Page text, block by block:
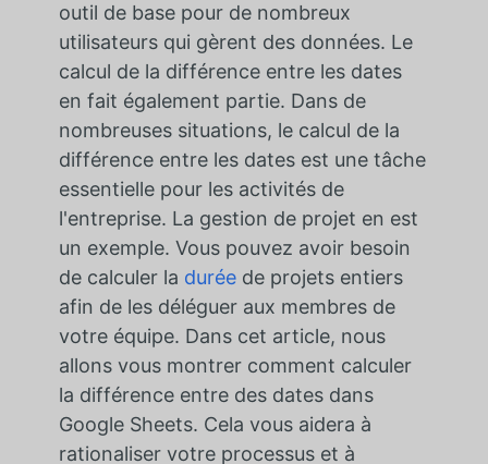
outil de base pour de nombreux
utilisateurs qui gèrent des données. Le
calcul de la différence entre les dates
en fait également partie. Dans de
nombreuses situations, le calcul de la
différence entre les dates est une tâche
essentielle pour les activités de
l'entreprise. La gestion de projet en est
un exemple. Vous pouvez avoir besoin
de calculer la duréede projets entiers
afin de les déléguer aux membres de
votre équipe. Dans cet article, nous
allons vous montrer comment calculer
la différence entre des dates dans
Google Sheets. Cela vous aidera à
rationaliser votre processus et à